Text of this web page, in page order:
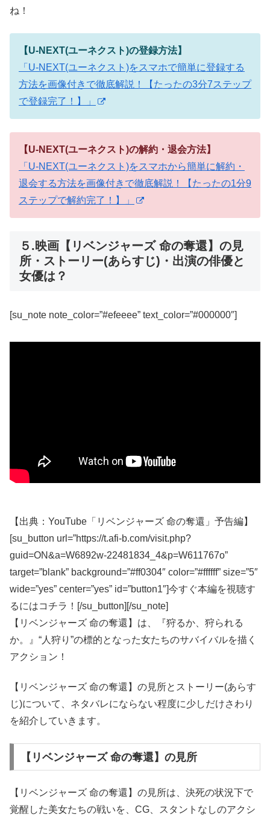
ね！
【U-NEXT(ユーネクスト)の登録方法】
「U-NEXT(ユーネクスト)をスマホで簡単に登録する
方法を画像付きで徹底解説！【たったの3分7ステップ
で登録完了！】」
【U-NEXT(ユーネクスト)の解約・退会方法】
「U-NEXT(ユーネクスト)をスマホから簡単に解約・
退会する方法を画像付きで徹底解説！【たったの1分9
ステップで解約完了！】」
５.映画【リベンジャーズ 命の奪還】の見
所・ストーリー(あらすじ)・出演の俳優と
女優は？
[su_note note_color=”#efeeee” text_color=”#000000″]
【出典：YouTube「リベンジャーズ 命の奪還」予告編】
[su_button url=”https://t.afi-b.com/visit.php?
guid=ON&a=W6892w-22481834_4&p=W611767o”
target=”blank” background=”#ff0304″ color=”#ffffff” size=”5″
wide=”yes” center=”yes” id=”button1″]今すぐ本編を視聴す
るにはコチラ！[/su_button][/su_note]
【リベンジャーズ 命の奪還】は、『狩るか、狩られる
か。』“人狩り”の標的となった女たちのサバイバルを描く
アクション！
【リベンジャーズ 命の奪還】の見所とストーリー(あらす
じ)について、ネタバレにならない程度に少しだけさわり
を紹介していきます。
【リベンジャーズ 命の奪還】の見所
【リベンジャーズ 命の奪還】の見所は、決死の状況下で
覚醒した美女たちの戦いを、CG、スタントなしのアクシ